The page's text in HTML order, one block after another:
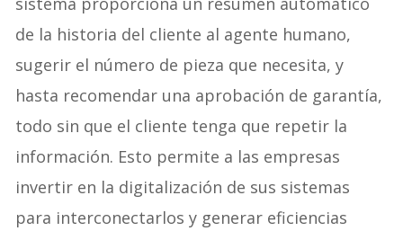
de la historia del cliente al agente humano,
sugerir el número de pieza que necesita, y
hasta recomendar una aprobación de garantía,
todo sin que el cliente tenga que repetir la
información. Esto permite a las empresas
invertir en la digitalización de sus sistemas
para interconectarlos y generar eficiencias